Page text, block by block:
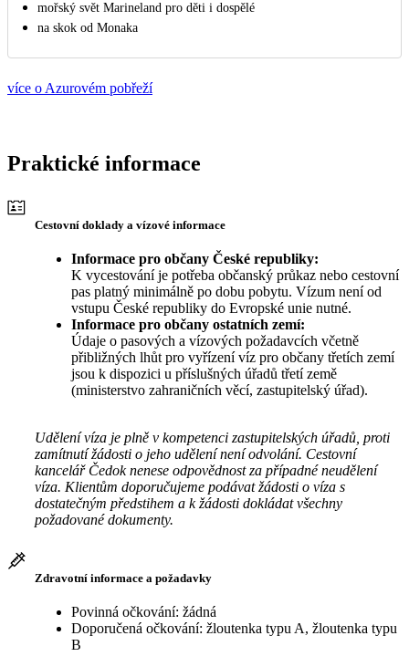
mořský svět Marineland pro děti i dospělé
na skok od Monaka
více o Azurovém pobřeží
Praktické informace
Cestovní doklady a vízové informace
Informace pro občany České republiky:
K vycestování je potřeba občanský průkaz nebo cestovní
pas platný minimálně po dobu pobytu. Vízum není od
vstupu České republiky do Evropské unie nutné.
Informace pro občany ostatních zemí:
Údaje o pasových a vízových požadavcích včetně
přibližných lhůt pro vyřízení víz pro občany třetích zemí
jsou k dispozici u příslušných úřadů třetí země
(ministerstvo zahraničních věcí, zastupitelský úřad).
Udělení víza je plně v kompetenci zastupitelských úřadů, proti
zamítnutí žádosti o jeho udělení není odvolání. Cestovní
kancelář Čedok nenese odpovědnost za případné neudělení
víza. Klientům doporučujeme podávat žádosti o víza s
dostatečným předstihem a k žádosti dokládat všechny
požadované dokumenty.
Zdravotní informace a požadavky
Povinná očkování: žádná
Doporučená očkování: žloutenka typu A, žloutenka typu
B